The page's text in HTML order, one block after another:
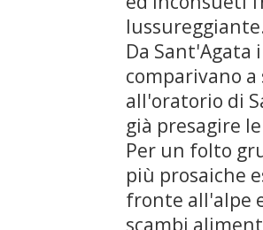
Da
comparivano
all'oratorio di
già presagire
Per un folto
più prosaiche
fronte all'alpe
scambi